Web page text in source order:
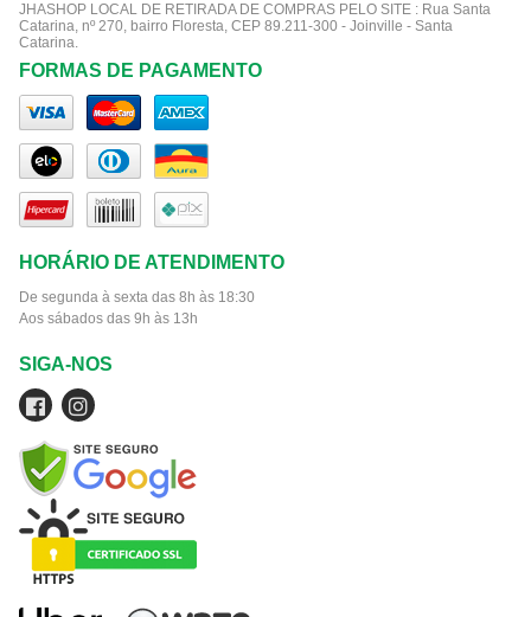
JHASHOP LOCAL DE RETIRADA DE COMPRAS PELO SITE : Rua Santa
Catarina, nº 270, bairro Floresta, CEP 89.211-300 - Joinville - Santa
Catarina.
FORMAS DE PAGAMENTO
HORÁRIO DE ATENDIMENTO
De segunda à sexta das 8h às 18:30
Aos sábados das 9h às 13h
SIGA-NOS